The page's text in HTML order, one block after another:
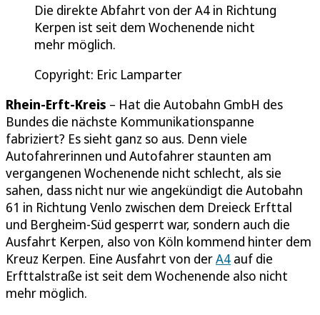
Die direkte Abfahrt von der A4 in Richtung
Kerpen ist seit dem Wochenende nicht
mehr möglich.
Copyright: Eric Lamparter
Rhein-Erft-Kreis – Hat die Autobahn GmbH des
Bundes die nächste Kommunikationspanne
fabriziert? Es sieht ganz so aus. Denn viele
Autofahrerinnen und Autofahrer staunten am
vergangenen Wochenende nicht schlecht, als sie
sahen, dass nicht nur wie angekündigt die Autobahn
61 in Richtung Venlo zwischen dem Dreieck Erfttal
und Bergheim-Süd gesperrt war, sondern auch die
Ausfahrt Kerpen, also von Köln kommend hinter dem
Kreuz Kerpen. Eine Ausfahrt von derA4 auf die
Erfttalstraße ist seit dem Wochenende also nicht
mehr möglich.